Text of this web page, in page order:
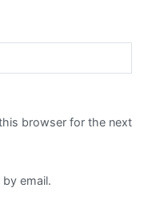
browser for the next
email.